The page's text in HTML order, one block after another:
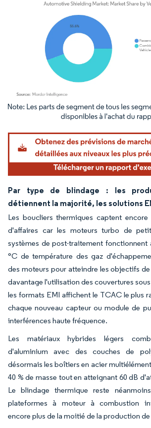
Image © Mordor Intelligence. La réutilisation nécessite
Par type de blindage : les
détiennent la majorité, les solutions
Les boucliers thermiques captent
d'affaires car les moteurs turbo de
systèmes de post-traitement fonctionnent
°C de température des gaz
des moteurs pour atteindre les objectifs
davantage l'utilisation des couvertures
les formats EMI affichent le TCAC le plus
chaque nouveau capteur ou module de
interférences haute fréquence.
Les matériaux hybrides légers
d'aluminium avec des couches de
désormais les boîtiers en acier
40 % de masse tout en atteignant 60 dB
Le blindage thermique reste
plateformes à moteur à combustion
encore plus de la moitié de la production de